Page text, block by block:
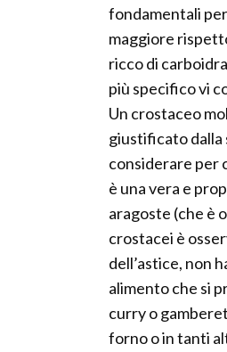
fondamentali
maggiore
ricco di
più specifico vi
Un crostaceo
giustificato dalla
considerare per
è una vera e
aragoste (che è
crostacei è
dell’astice, non
alimento che si
curry o
forno o in tanti